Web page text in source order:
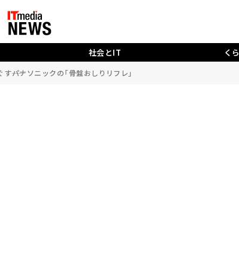
社会とIT く
パナソニックの「骨盤おしりリフレ」